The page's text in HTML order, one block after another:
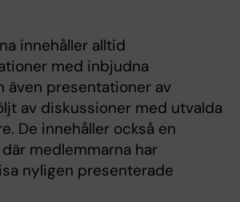
innehåller alltid
med inbjudna
även presentationer av
av diskussioner med utvalda
De innehåller också en
medlemmarna har
nyligen presenterade